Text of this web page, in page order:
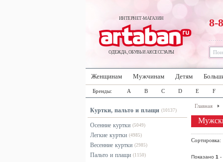
ИНТЕРНЕТ-МАГАЗИН
ОДЕЖДА, ОБУВЬ И АКСЕССУАРЫ
8-
Женщинам Мужчинам Детям
Бренды: A B C D E F
Куртки, пальто и плащи (10137)
Осенние куртки (5049)
Легкие куртки (4985)
Весенние куртки (2985)
Пальто и плащи (1150)
Главная
Сортировка:
Показано 1 -